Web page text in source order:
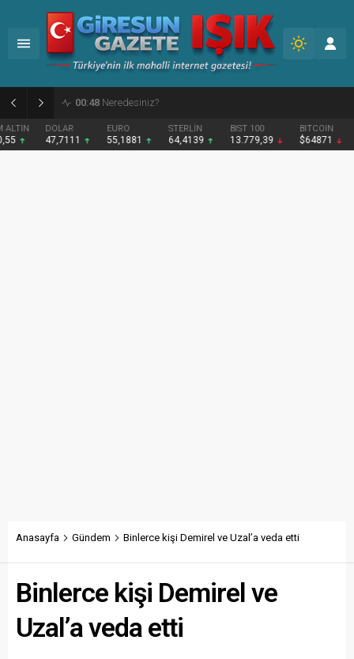
02:12 Fındığın Geleceği İçin Yeni Bir Politika Şart
DOLAR
47,7111
EURO
55,1881 64,4139
BIST 100
13.779,39
BITCOIN
$64871
Anasayfa Gündem Binlerce kişi Demirel ve Uzal’a veda etti
Binlerce kişi Demirel ve
Uzal’a veda etti